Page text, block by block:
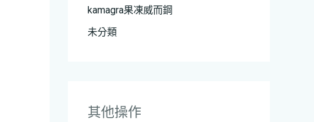
kamagra果凍威而鋼
未分類
其他操作